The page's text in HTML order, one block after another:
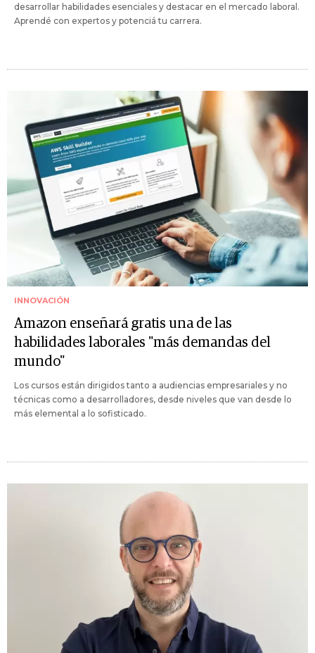
desarrollar habilidades esenciales y destacar en el mercado laboral.
Aprendé con expertos y potenciá tu carrera.
INNOVACIÓN
Amazon enseñará gratis una de las
habilidades laborales "más demandas del
mundo"
Los cursos están dirigidos tanto a audiencias empresariales y no
técnicas como a desarrolladores, desde niveles que van desde lo
más elemental a lo sofisticado.